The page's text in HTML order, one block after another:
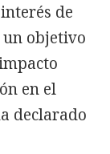
de
objetivo
en el
declarado